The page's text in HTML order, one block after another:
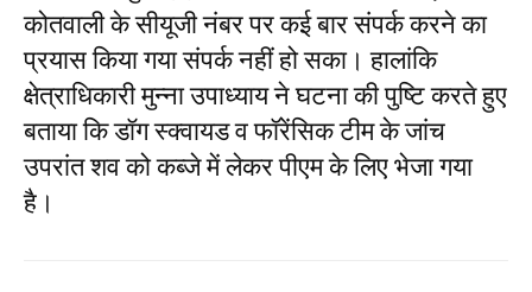
कोतवाली के सीयूजी नंबर पर कई बार संपर्क करने का
प्रयास किया गया संपर्क नहीं हो सका। हालांकि
क्षेत्राधिकारी मुन्ना उपाध्याय ने घटना की पुष्टि करते हुए
बताया कि डॉग स्क्वायड व फॉरेंसिक टीम के जांच
उपरांत शव को कब्जे में लेकर पीएम के लिए भेजा गया
है।